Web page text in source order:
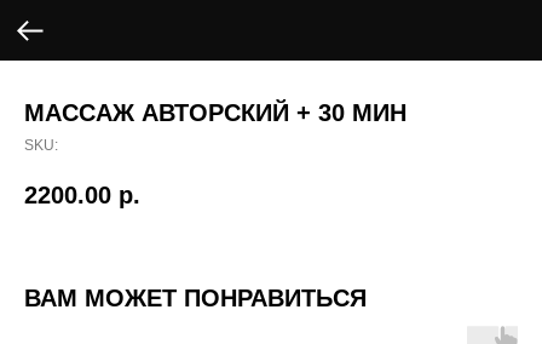
МАССАЖ АВТОРСКИЙ + 30 МИН
SKU:
2200.00 р.
ВАМ МОЖЕТ ПОНРАВИТЬСЯ